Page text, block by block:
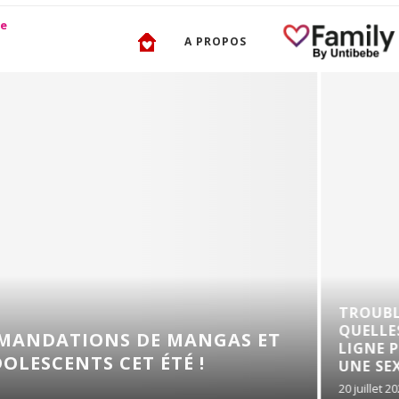
A PROPOS
DE MANGAS ET
ÉTÉ !
TROUBLES DE
QUELLES SOLUTIONS
LIGNE POUR
UNE SEXUALITÉ...